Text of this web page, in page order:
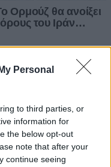
Personal
to third parties, or
information for
the below opt-out
note that after your
continue seeing